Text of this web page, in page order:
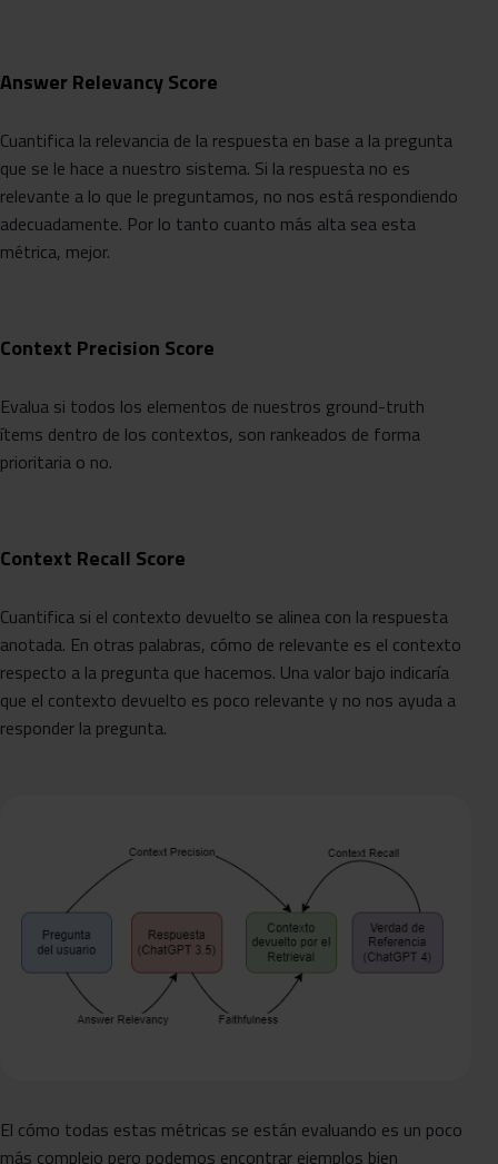
Answer Relevancy Score
Cuantifica la relevancia de la respuesta en base a la pregunta
que se le hace a nuestro sistema. Si la respuesta no es
relevante a lo que le preguntamos, no nos está respondiendo
adecuadamente. Por lo tanto cuanto más alta sea esta
métrica, mejor.
Context Precision Score
Evalua si todos los elementos de nuestros ground-truth
ítems dentro de los contextos, son rankeados de forma
prioritaria o no.
Context Recall Score
Cuantifica si el contexto devuelto se alinea con la respuesta
anotada. En otras palabras, cómo de relevante es el contexto
respecto a la pregunta que hacemos. Una valor bajo indicaría
que el contexto devuelto es poco relevante y no nos ayuda a
responder la pregunta.
El cómo todas estas métricas se están evaluando es un poco
más complejo pero podemos encontrar ejemplos bien